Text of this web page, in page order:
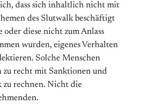
dass sich inhaltlich nicht mit
des Slutwalk beschäftigt
oder diese nicht zum Anlass
wurden, eigenes Verhalten
Solche Menschen
zu recht mit Sanktionen und
rechnen. Nicht die